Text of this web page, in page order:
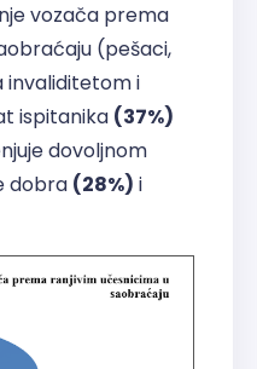
vozača prema
(pešaci,
invaliditetom i
ispitanika (37%)
dovoljnom
dobra (28%) i